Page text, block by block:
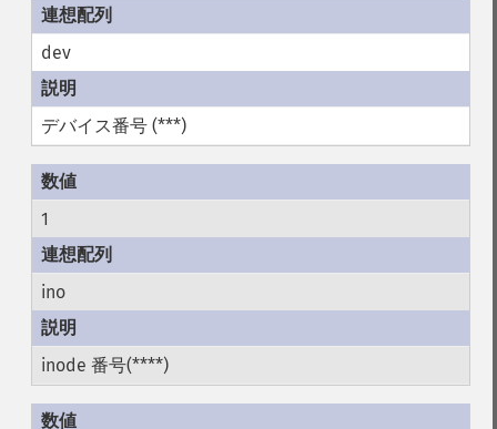
dev
デバイス番号 (***)
1
ino
inode 番号(****)